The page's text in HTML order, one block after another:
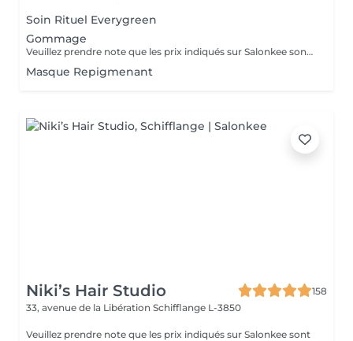
Soin Rituel Everygreen
Gommage
Veuillez prendre note que les prix indiqués sur Salonkee sont communiqués à titre informatif et s'entendent de base. Ces derniers sont susceptibles de varier selon le diagnostic réalisé à votre arrivée au salon et l'expertise du professionnel à qui vous confiez votre beauté. Dans tous les cas, un devis précis vous sera proposé et toutes réalisations de prestations seront effectuées avec votre accord.
Masque Repigmenant
Niki’s Hair Studio
158
33, avenue de la Libération Schifflange L-3850
Veuillez prendre note que les prix indiqués sur Salonkee sont